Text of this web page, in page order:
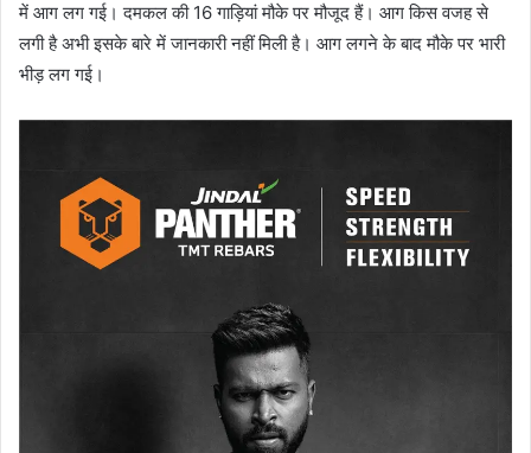
में आग लग गई। दमकल की 16 गाड़ियां मौके पर मौजूद हैं। आग किस वजह से
लगी है अभी इसके बारे में जानकारी नहीं मिली है। आग लगने के बाद मौके पर भारी
भीड़ लग गई।